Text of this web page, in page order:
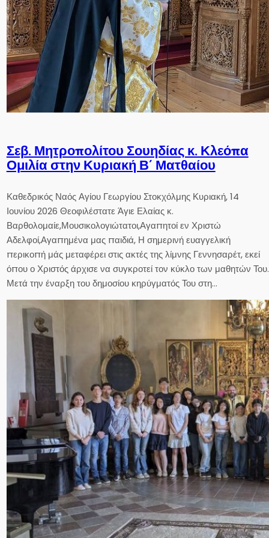
Σεβ. Μητροπολίτου Σουηδίας κ. Κλεόπα
Ομιλία στην Κυριακή Β´ Ματθαίου
Καθεδρικός Ναός Αγίου Γεωργίου Στοκχόλμης Κυριακή, 14
Ιουνίου 2026 Θεοφιλέστατε Άγιε Ελαίας κ.
Βαρθολομαίε,Μουσικολογιώτατοι,Αγαπητοί εν Χριστώ
Αδελφοί,Αγαπημένα μας παιδιά, Η σημερινή ευαγγελική
περικοπή μάς μεταφέρει στις ακτές της λίμνης Γεννησαρέτ, εκεί
όπου ο Χριστός άρχισε να συγκροτεί τον κύκλο των μαθητών Του.
Μετά την έναρξη του δημοσίου κηρύγματός Του στη…